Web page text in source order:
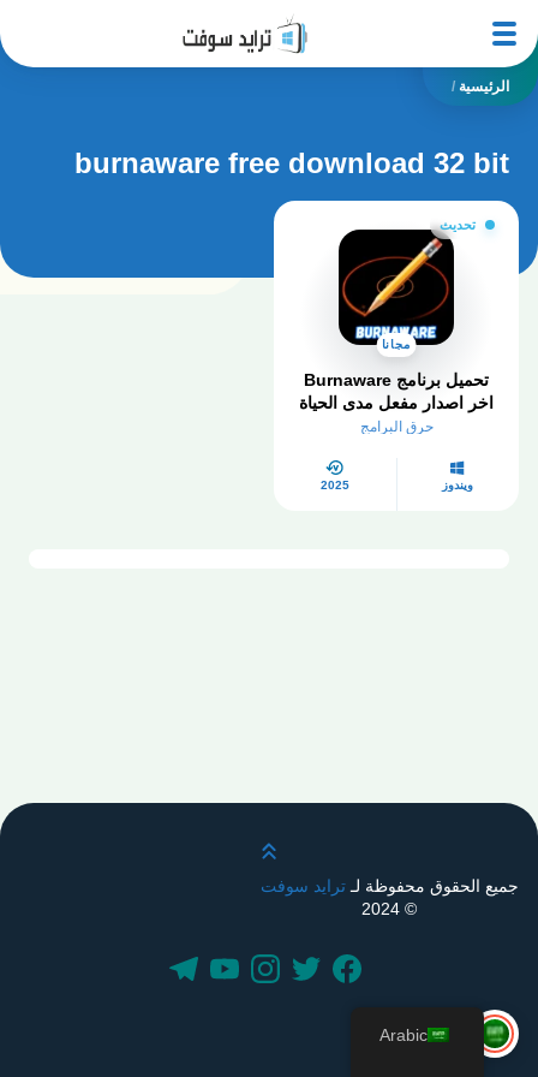
الرئيسية /
burnaware free download 32 bit
تحديث
مجانا
اخر اصدار مفعل مدى الحياة
حرق البرامج
ويندوز 2025
قم بالتمرير لأعلى
جميع الحقوق محفوظة لـترايد سوفت
© 2024
Arabic